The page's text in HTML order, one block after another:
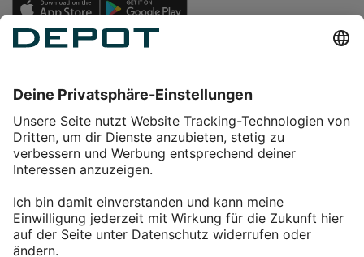
Service
Über DEPOT
Kontakt